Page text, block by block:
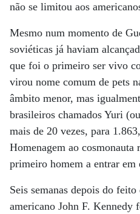
não se limitou aos
Mesmo num momento de
soviéticas já haviam
que foi o primeiro ser vivo
virou nome comum de pets
âmbito menor, mas
brasileiros chamados Yuri
mais de 20 vezes, para
Homenagem ao cosmonauta
primeiro homem a entrar em
Seis semanas depois do
americano John F. Kennedy